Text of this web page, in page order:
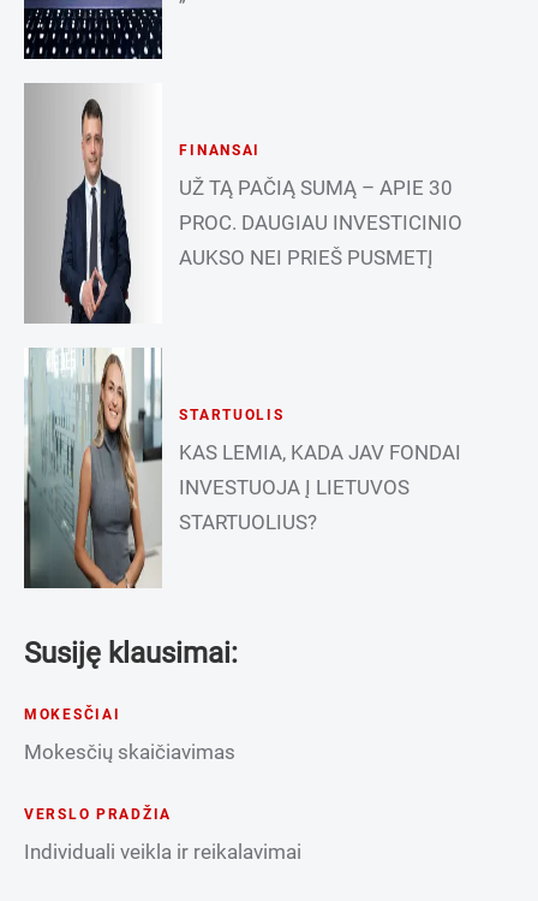
FINANSAI
UŽ TĄ PAČIĄ SUMĄ – APIE 30
PROC. DAUGIAU INVESTICINIO
AUKSO NEI PRIEŠ PUSMETĮ
STARTUOLIS
KAS LEMIA, KADA JAV FONDAI
INVESTUOJA Į LIETUVOS
STARTUOLIUS?
Susiję klausimai:
MOKESČIAI
Mokesčių skaičiavimas
VERSLO PRADŽIA
Individuali veikla ir reikalavimai